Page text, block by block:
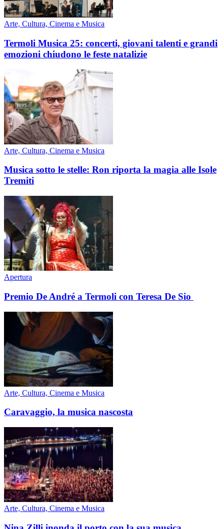
Arte, Cultura, Cinema e Musica
Termoli Musica 25: concerti, giovani talenti e grandi
emozioni chiudono le feste natalizie
Arte, Cultura, Cinema e Musica
Musica sotto le stelle: Ron riporta la magia alle Isole
Tremiti
Apertura
Premio De André a Termoli con Teresa De Sio
Arte, Cultura, Cinema e Musica
Caravaggio, la musica nascosta
Arte, Cultura, Cinema e Musica